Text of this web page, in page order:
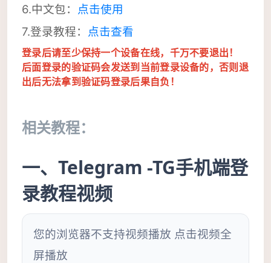
6.中文包： 点击使用
7.登录教程： 点击查看
登录后请至少保持一个设备在线，千万不要退出！
后面登录的验证码会发送到当前登录设备的，否则退
出后无法拿到验证码登录后果自负！
相关教程：
一、Telegram -TG手机端登
录教程视频
您的浏览器不支持视频播放 点击视频全
屏播放